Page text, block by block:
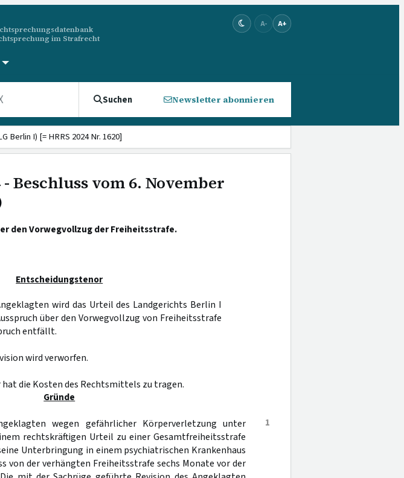
im Strafrecht
A- A+
Suchen Newsletter abonnieren
Berlin I) [= HRRS 2024 Nr. 1620]
- Beschluss vom 6. November
den Vorwegvollzug der Freiheitsstrafe.
Entscheidungstenor
wird das Urteil des Landgerichts Berlin I
über den Vorwegvollzug von Freiheitsstrafe
entfällt.
wird verworfen.
hat die Kosten des Rechtsmittels zu tragen.
Gründe
1
wegen gefährlicher Körperverletzung unter
rechtskräftigen Urteil zu einer Gesamtfreiheitsstrafe
Unterbringung in einem psychiatrischen Krankenhaus
von der verhängten Freiheitsstrafe sechs Monate vor der